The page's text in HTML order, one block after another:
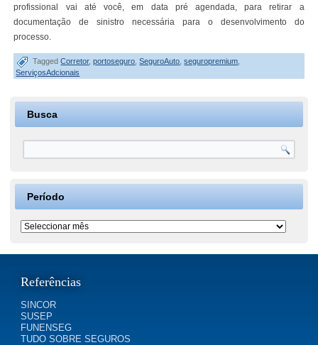
profissional vai até você, em data pré agendada, para retirar a
documentação de sinistro necessária para o desenvolvimento do
processo.
Tagged Corretor,portoseguro ,SeguroAuto ,seguropremium
ServiçosAdcionais
Busca
Período
Período
Referências
SINCOR
SUSEP
FUNENSEG
TUDO SOBRE SEGUROS